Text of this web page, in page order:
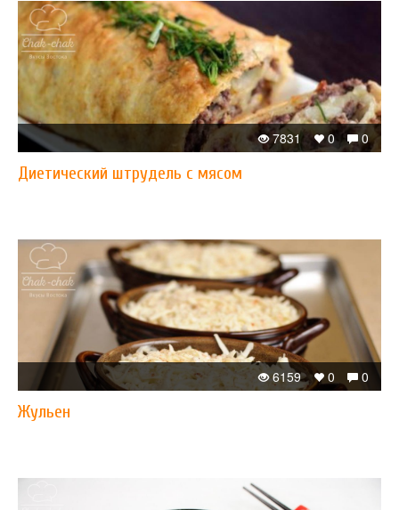
0
0
7831
Диетический штрудель с мясом
0
0
6159
Жульен